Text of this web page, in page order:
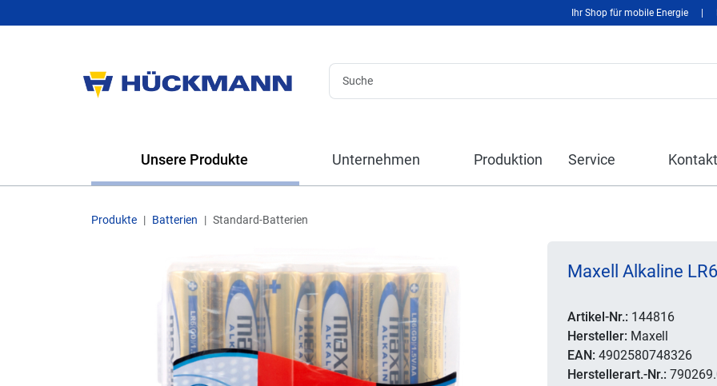
Ihr Shop für mobile Energie
Unsere Produkte Unternehmen Produktion Service Kontakt
Produkte Batterien Standard-Batterien
Maxell Alkaline
Artikel-Nr.: 144816
Hersteller: Maxell
EAN: 4902580748326
Herstellerart.-Nr.: